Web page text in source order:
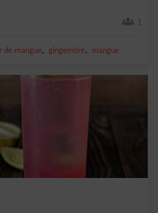
1
de mangue, gingembre, mangue